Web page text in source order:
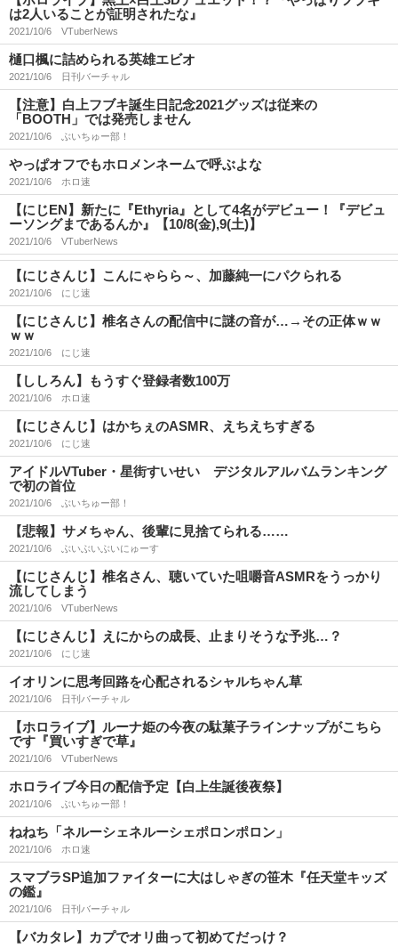
は2人いることが証明されたな』
2021/10/6 VTuberNews
樋口楓に詰められる英雄エビオ
2021/10/6 日刊バーチャル
【注意】白上フブキ誕生日記念2021グッズは従来の
「BOOTH」では発売しません
2021/10/6 ぶいちゅー部！
やっぱオフでもホロメンネームで呼ぶよな
2021/10/6 ホロ速
【にじEN】新たに『Ethyria』として4名がデビュー！『デビュ
ーソングまであるんか』【10/8(金),9(土)】
2021/10/6 VTuberNews
【にじさんじ】こんにゃらら～、加藤純一にパクられる
2021/10/6 にじ速
【にじさんじ】椎名さんの配信中に謎の音が…→その正体ｗｗ
ｗｗ
2021/10/6 にじ速
【ししろん】もうすぐ登録者数100万
2021/10/6 ホロ速
【にじさんじ】はかちぇのASMR、えちえちすぎる
2021/10/6 にじ速
アイドルVTuber・星街すいせい デジタルアルバムランキング
で初の首位
2021/10/6 ぶいちゅー部！
【悲報】サメちゃん、後輩に見捨てられる……
2021/10/6 ぶいぶいぶいにゅーす
【にじさんじ】椎名さん、聴いていた咀嚼音ASMRをうっかり
流してしまう
2021/10/6 VTuberNews
【にじさんじ】えにからの成長、止まりそうな予兆…？
2021/10/6 にじ速
イオリンに思考回路を心配されるシャルちゃん草
2021/10/6 日刊バーチャル
【ホロライブ】ルーナ姫の今夜の駄菓子ラインナップがこちら
です『買いすぎで草』
2021/10/6 VTuberNews
ホロライブ今日の配信予定【白上生誕後夜祭】
2021/10/6 ぶいちゅー部！
ねねち「ネルーシェネルーシェポロンポロン」
2021/10/6 ホロ速
スマブラSP追加ファイターに大はしゃぎの笹木『任天堂キッズ
の鑑』
2021/10/6 日刊バーチャル
【バカタレ】カプでオリ曲って初めてだっけ？